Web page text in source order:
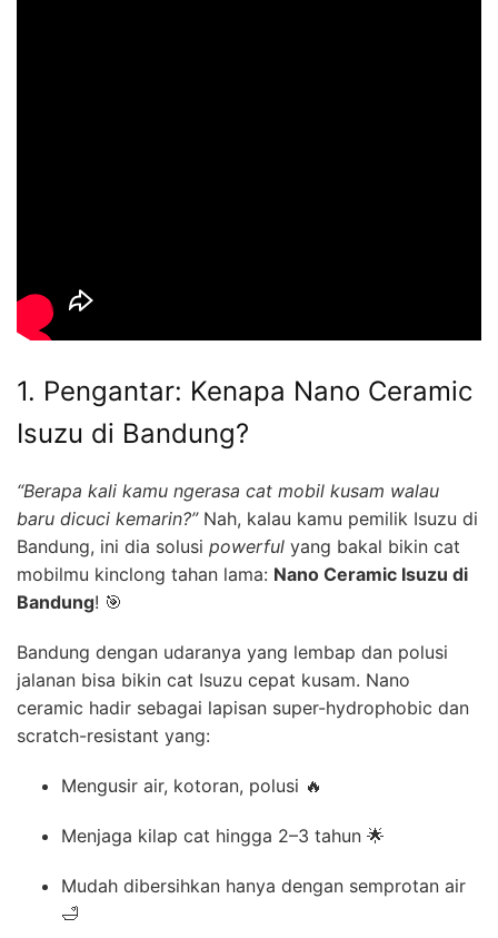
1. Pengantar: Kenapa Nano Ceramic
Isuzu di Bandung?
“Berapa kali kamu ngerasa cat mobil kusam walau
baru dicuci kemarin?”Nah, kalau kamu pemilik Isuzu di
Bandung, ini dia solusi powerful yang bakal bikin cat
mobilmu kinclong tahan lama: Nano Ceramic Isuzu di
Bandung! 🎯
Bandung dengan udaranya yang lembap dan polusi
jalanan bisa bikin cat Isuzu cepat kusam. Nano
ceramic hadir sebagai lapisan super-hydrophobic dan
scratch-resistant yang:
Mengusir air, kotoran, polusi 🔥
Menjaga kilap cat hingga 2–3 tahun 🌟
Mudah dibersihkan hanya dengan semprotan air
🛁